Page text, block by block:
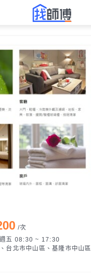
/次
五 08:30 ~ 17:30
台北市中山區、基隆市中山區